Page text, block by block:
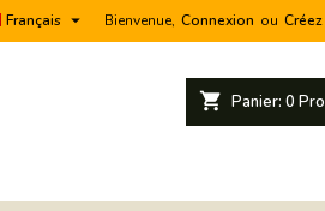
Bienvenue, Connexion ou
Français 
shopping_cart Panier: 0